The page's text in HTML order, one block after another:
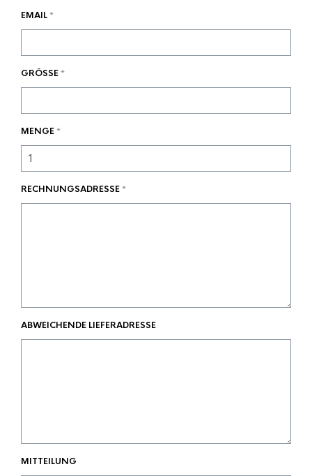
EMAIL*
GRÖSSE*
MENGE*
RECHNUNGSADRESSE*
ABWEICHENDE LIEFERADRESSE
MITTEILUNG